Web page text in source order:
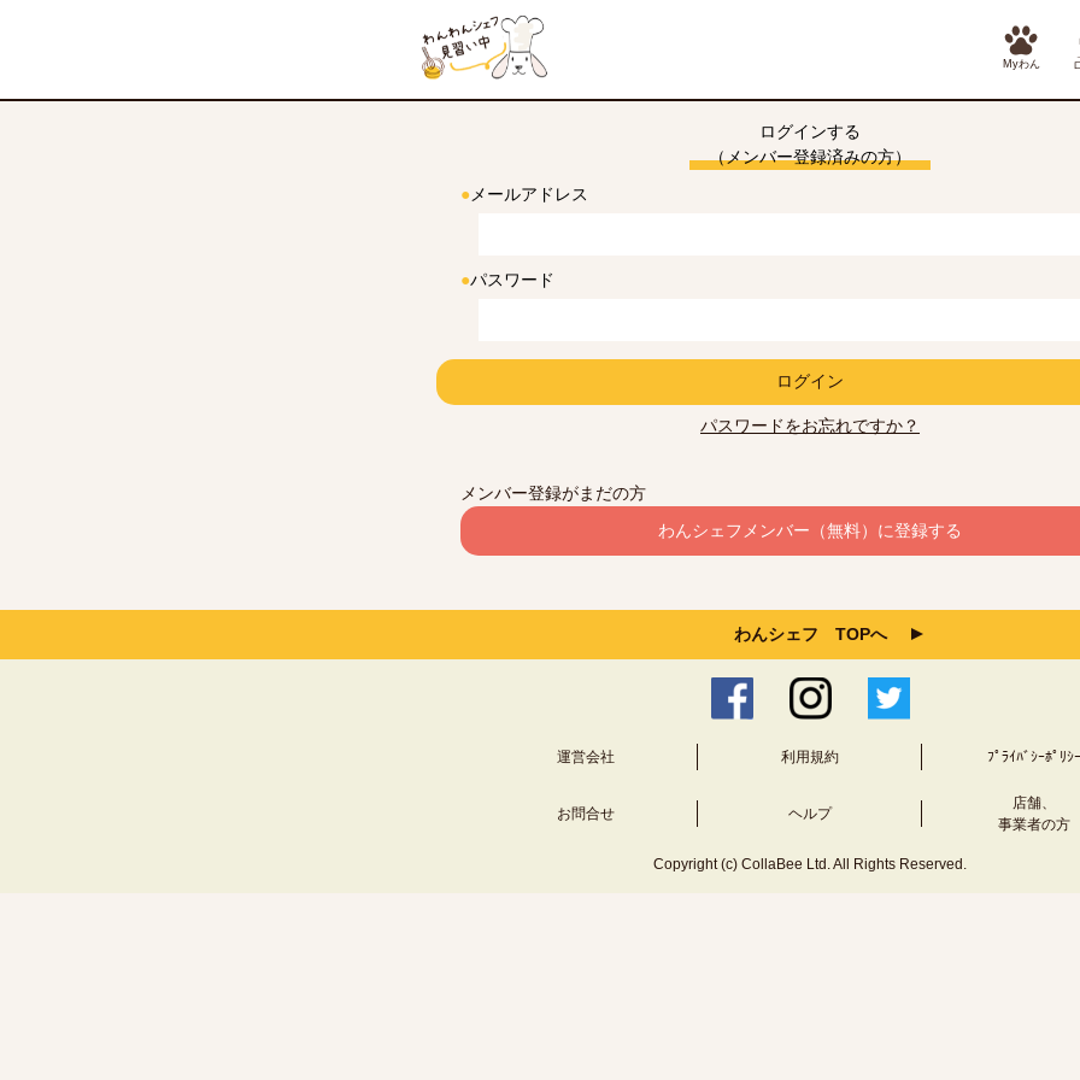
Myわん
ログインする
（メンバー登録済みの方）
● メールアドレス
●パスワード
ログイン
パスワードをお忘れですか？
メンバー登録がまだの方
わんシェフメンバー（無料）に登録する
わんシェフ TOPへ
運営会社 利用規約 ﾌﾟﾗｲﾊﾞｼｰﾎﾟﾘｼｰ
お問合せ ヘルプ
店舗、
事業者の方
Copyright (c) CollaBee Ltd. All Rights Reserved.